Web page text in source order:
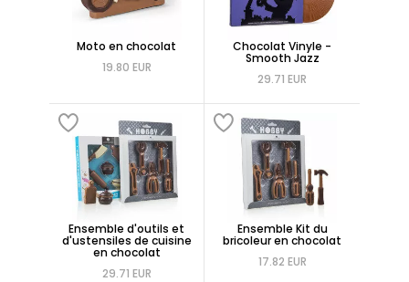
Moto en chocolat
19.80 EUR
Chocolat Vinyle -
Smooth Jazz
29.71 EUR
Ensemble d'outils et
d'ustensiles de cuisine
en chocolat
29.71 EUR
Ensemble Kit du
bricoleur en chocolat
17.82 EUR